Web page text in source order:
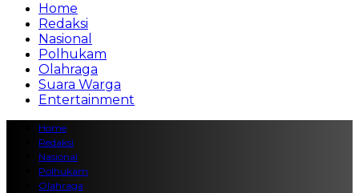
Home
Redaksi
Nasional
Polhukam
Olahraga
Suara Warga
Entertainment
Home
Redaksi
Nasional
Polhukam
Olahraga